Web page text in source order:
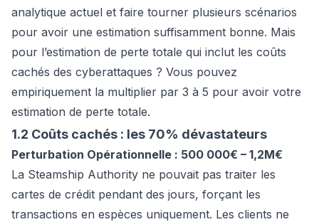
analytique actuel et faire tourner plusieurs scénarios
pour avoir une estimation suffisamment bonne. Mais
pour l’estimation de perte totale qui inclut les coûts
cachés des cyberattaques ? Vous pouvez
empiriquement la multiplier par 3 à 5 pour avoir votre
estimation de perte totale.
1.2 Coûts cachés : les 70% dévastateurs
Perturbation Opérationnelle : 500 000€ – 1,2M€
La Steamship Authority ne pouvait pas traiter les
cartes de crédit pendant des jours, forçant les
transactions en espèces uniquement. Les clients ne